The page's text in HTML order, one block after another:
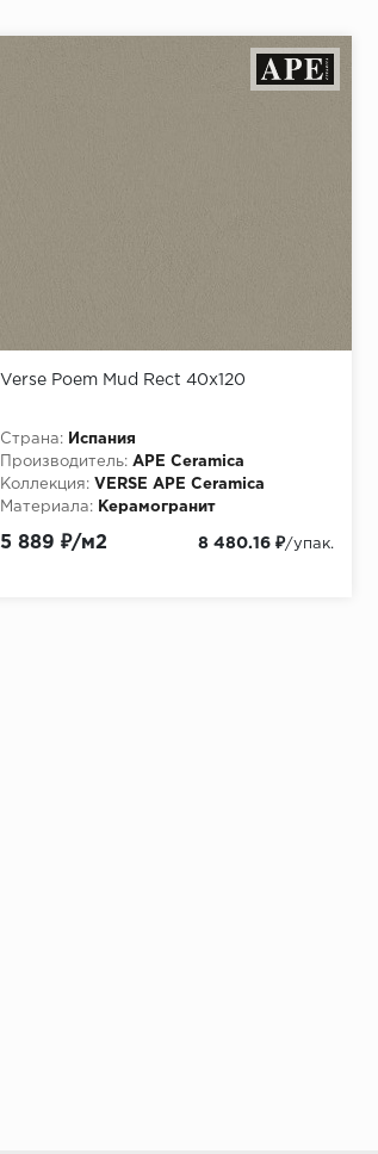
Verse Poem Mud Rect 40x120
Страна:
Испания
Производитель: APE Ceramica
Коллекция: VERSE APE Ceramica
Материала:
Керамогранит
5 889 ₽/м2 8 480.16 ₽/упак.